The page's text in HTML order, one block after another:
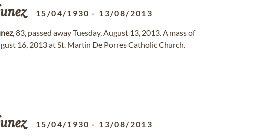
15/04/1930 - 13/08/2013
, 83, passed away Tuesday, August 13, 2013. A mass of
16, 2013 at St. Martin De Porres Catholic Church.
15/04/1930 - 13/08/2013